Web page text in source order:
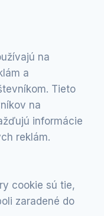
na
a
Tieto
na
informácie
reklám.
cookie sú tie,
zaradené do